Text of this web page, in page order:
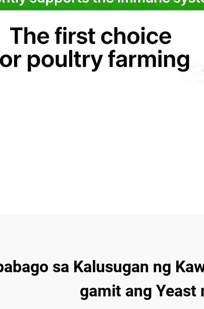
sa Kalusugan ng
gamit ang Yeast